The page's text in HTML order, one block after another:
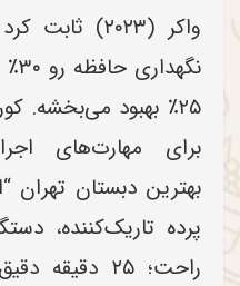
برای مهارت‌های
بهترین دبستان تهران
پرده تاریک‌کننده،
راحت؛ ۲۵